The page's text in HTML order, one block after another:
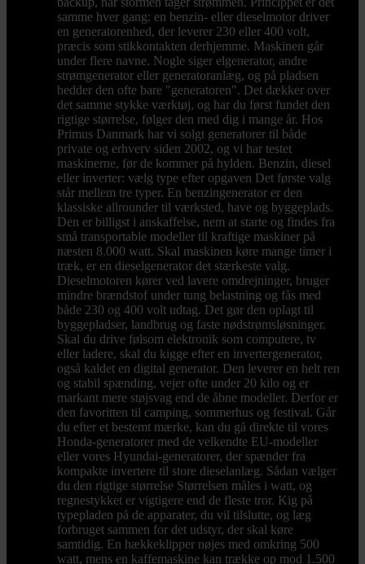
samme hver gang: en benzin- eller dieselmotor driver
en generatorenhed, der leverer 230 eller 400 volt,
præcis som stikkontakten derhjemme. Maskinen går
under flere navne. Nogle siger elgenerator, andre
strømgenerator eller generatoranlæg, og på pladsen
hedder den ofte bare "generatoren". Det dækker over
det samme stykke værktøj, og har du først fundet den
rigtige størrelse, følger den med dig i mange år. Hos
Primus Danmark har vi solgt generatorer til både
private og erhverv siden 2002, og vi har testet
maskinerne, før de kommer på hylden. Benzin, diesel
eller inverter: vælg type efter opgaven Det første valg
står mellem tre typer. En benzingenerator er den
klassiske allrounder til værksted, have og byggeplads.
Den er billigst i anskaffelse, nem at starte og findes fra
små transportable modeller til kraftige maskiner på
næsten 8.000 watt. Skal maskinen køre mange timer i
træk, er en dieselgenerator det stærkeste valg.
Dieselmotoren kører ved lavere omdrejninger, bruger
mindre brændstof under tung belastning og fås med
både 230 og 400 volt udtag. Det gør den oplagt til
byggepladser, landbrug og faste nødstrømsløsninger.
Skal du drive følsom elektronik som computere, tv
eller ladere, skal du kigge efter en invertergenerator,
også kaldet en digital generator. Den leverer en helt ren
og stabil spænding, vejer ofte under 20 kilo og er
markant mere støjsvag end de åbne modeller. Derfor er
den favoritten til camping, sommerhus og festival. Går
du efter et bestemt mærke, kan du gå direkte til vores
Honda-generatorer med de velkendte EU-modeller
eller vores Hyundai-generatorer, der spænder fra
kompakte invertere til store dieselanlæg. Sådan vælger
du den rigtige størrelse Størrelsen måles i watt, og
regnestykket er vigtigere end de fleste tror. Kig på
typepladen på de apparater, du vil tilslutte, og læg
forbruget sammen for det udstyr, der skal køre
samtidig. En hækkeklipper nøjes med omkring 500
watt, mens en kaffemaskine kan trække op mod 1.500